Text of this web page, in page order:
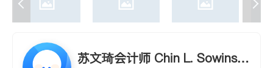
苏文琦会计师 Chin L. Sowinski,